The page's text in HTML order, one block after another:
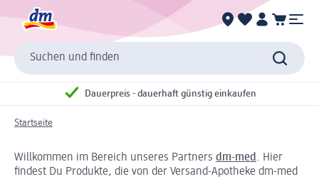
Suchen und finden
Dauerpreis - dauerhaft günstig einkaufen
Startseite
Willkommen im Bereich unseres Partners dm-med . Hier
findest Du Produkte, die von der Versand-Apotheke dm-med